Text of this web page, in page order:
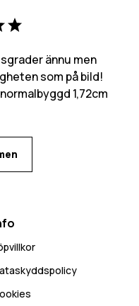
ännu men
som på bild!
1,72cm